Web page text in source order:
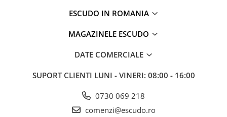
ESCUDO IN ROMANIA
MAGAZINELE ESCUDO
DATE COMERCIALE
SUPORT CLIENTI LUNI - VINERI: 08:00 - 16:00
0730 069 218
comenzi@escudo.ro